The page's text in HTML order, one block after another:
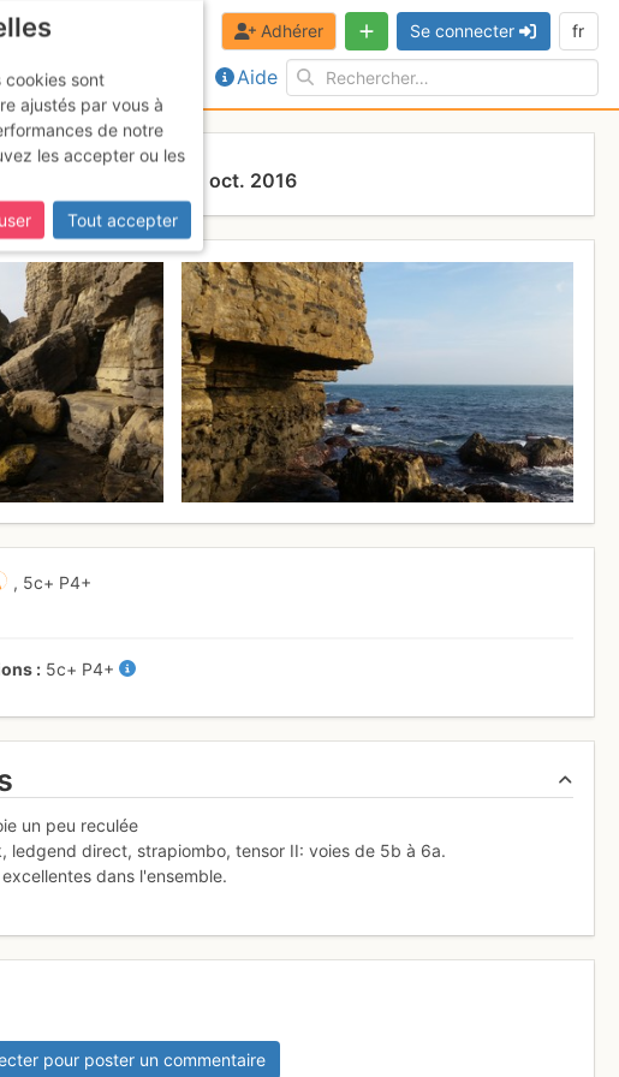
Aide
Adhérer Se connecter fr
29 - 30 oct. 2016
, 5c+ P4+
5c+ P4+
un peu reculée
direct, strapiombo, tensor II: voies de 5b à 6a.
dans l'ensemble.
pour poster un commentaire
cookies sont
ajustés par vous à
de notre
les accepter ou les
Tout accepter